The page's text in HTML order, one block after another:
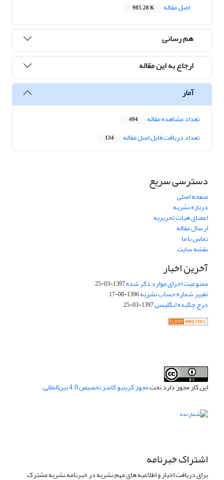
اصل مقاله
905.28 K
هم رسانی
ارجاع به این مقاله
آمار
تعداد مشاهده مقاله 494
تعداد دریافت فایل اصل مقاله 134
دسترسی سریع
صفحه اصلی
درباره نشریه
اعضای هیات تحریریه
ارسال مقاله
تماس با ما
نقشه سایت
آخرین اخبار
ممنوعیت اجرای موارد ذکر شده1397-03-25
تغییر شماره حساب نشریه1396-08-17
درج چکیده انگلیسی1397-03-25
این کار مجوز دارد تحتمجوز کریتیو کامنز تخصیص 4.0 بین‌المللی .
اشتراک خبرنامه
برای دریافت اخبار و اطلاعیه های مهم نشریه در خبرنامه نشریه مشترک